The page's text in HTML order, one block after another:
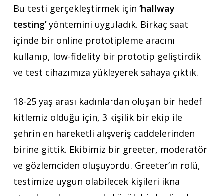
Bu testi gerçekleştirmek için ‘hallway
testing’yöntemini uyguladık. Birkaç saat
içinde bir online prototipleme aracını
kullanıp, low-fidelity bir prototip geliştirdik
ve test cihazımıza yükleyerek sahaya çıktık.
18-25 yaş arası kadınlardan oluşan bir hedef
kitlemiz olduğu için, 3 kişilik bir ekip ile
şehrin en hareketli alışveriş caddelerinden
birine gittik. Ekibimiz bir greeter, moderatör
ve gözlemciden oluşuyordu. Greeter’ın rolü,
testimize uygun olabilecek kişileri ikna